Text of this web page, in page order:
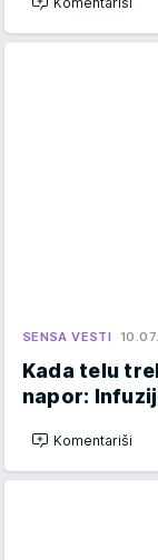
SENSA VESTI
Kada telu
napor:
Komentariši